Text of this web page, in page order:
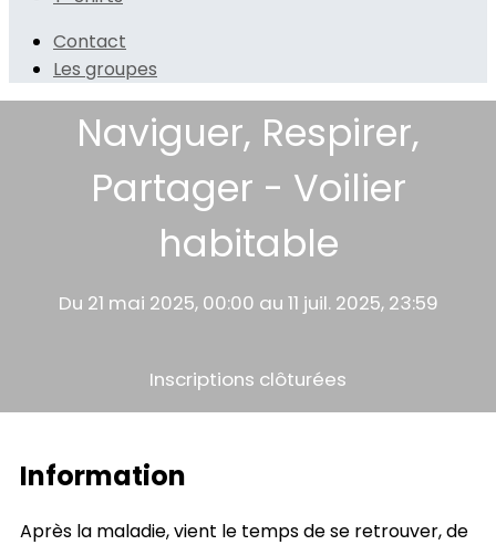
Contact
Les groupes
Naviguer, Respirer,
Partager - Voilier
habitable
Du 21 mai 2025, 00:00 au 11 juil. 2025, 23:59
Inscriptions clôturées
Information
Après la maladie, vient le temps de se retrouver, de